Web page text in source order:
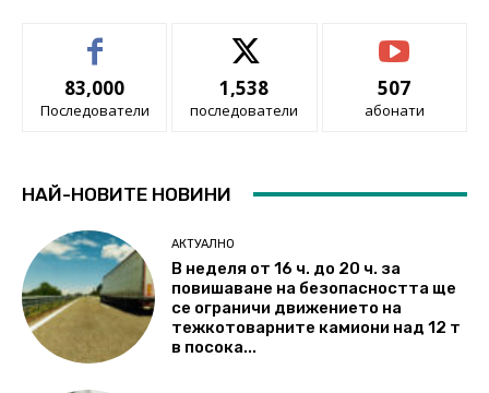
83,000
Последователи
1,538
последователи
507
абонати
НАЙ-НОВИТЕ НОВИНИ
АКТУАЛНО
В неделя от 16 ч. до 20 ч. за
повишаване на безопасността ще
се ограничи движението на
тежкотоварните камиони над 12 т
в посока...